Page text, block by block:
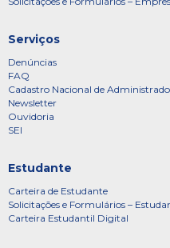
Serviços
Denúncias
FAQ
Cadastro Nacional de
Newsletter
Ouvidoria
SEI
Estudante
Carteira de Estudante
Solicitações e Formulários –
Carteira Estudantil Digital